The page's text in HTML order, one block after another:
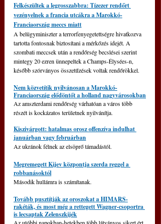
Felkészültek a legrosszabbra: Tízezer rendőrt
vezényelnek a francia utcákra a Marokkó-
Franciaország meccs miatt
A belügyminiszter a terrorfenyegetettségre hivatkozva
tartotta fontosnak biztosítani a mérkőzés idejét. A
szombati meccsek után a rendőrség becslései szerint
mintegy 20 ezren ünnepeltek a Champs-Élysées-n,
később szórványos összetűzések voltak rendőrökkel.
Nem közvetítik nyilvánosan a Marokkó-
Franciaország elődöntőt a holland nagyvárosokban
Az amszterdami rendőrség várhatóan a város több
részét is kockázatos területnek nyilvánítja.
Kiszivárgott: hatalmas orosz offenzíva indulhat
januárban vagy februárban
Az ukránok félnek az elsöprő támadástól.
Megremegett Kijev központja szerda reggel a
robbanásoktól
Második hullámra is számítanak.
Tovább pusztítják az oroszokat a HIMARS-
rakéták, és most még a rettegett Wagner-csoportra
is lecsaptak Zelenszkijék
Az utóbbi napokban-hetekben több látványos sikert ért